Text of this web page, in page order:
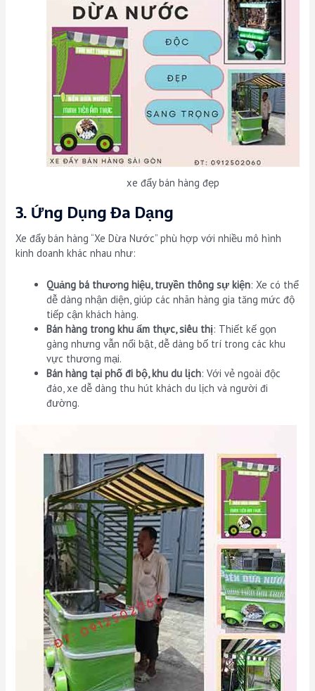
xe đẩy bán hàng đẹp
3. Ứng Dụng Đa Dạng
Xe đẩy bán hàng “Xe Dừa Nước” phù hợp với nhiều mô hình
kinh doanh khác nhau như:
Quảng bá thương hiệu, truyền thông sự kiện: Xe có thể
dễ dàng nhận diện, giúp các nhãn hàng gia tăng mức độ
tiếp cận khách hàng.
Bán hàng trong khu ẩm thực, siêu thị: Thiết kế gọn
gàng nhưng vẫn nổi bật, dễ dàng bố trí trong các khu
vực thương mại.
Bán hàng tại phố đi bộ, khu du lịch: Với vẻ ngoài độc
đáo, xe dễ dàng thu hút khách du lịch và người đi
đường.